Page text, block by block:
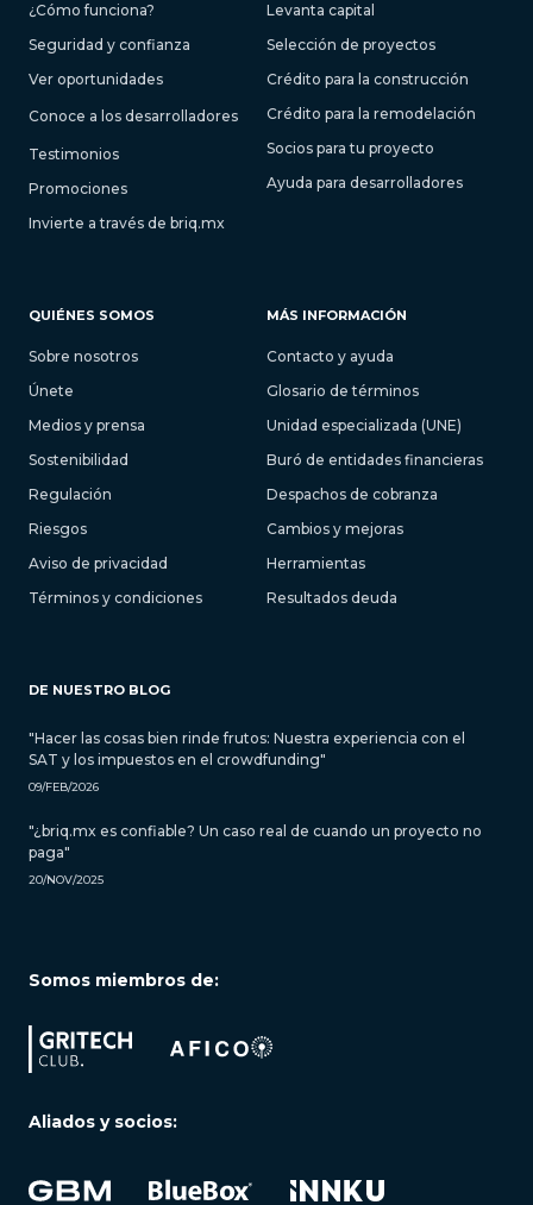
¿Cómo funciona?
Seguridad y confianza
Ver oportunidades
Conoce a los desarrolladores
Testimonios
Promociones
Invierte a través de briq.mx
Levanta capital
Selección de proyectos
Crédito para la construcción
Crédito para la remodelación
Socios para tu proyecto
Ayuda para desarrolladores
QUIÉNES SOMOS
Sobre nosotros
Únete
Medios y prensa
Sostenibilidad
Regulación
Riesgos
Aviso de privacidad
Términos y condiciones
MÁS INFORMACIÓN
Contacto y ayuda
Glosario de términos
Unidad especializada (UNE)
Buró de entidades financieras
Despachos de cobranza
Cambios y mejoras
Herramientas
Resultados deuda
DE NUESTRO BLOG
"Hacer las cosas bien rinde frutos: Nuestra experiencia con el
SAT y los impuestos en el crowdfunding"
09/FEB/2026
"¿briq.mx es confiable? Un caso real de cuando un proyecto no
paga"
20/NOV/2025
Somos miembros de:
Aliados y socios: